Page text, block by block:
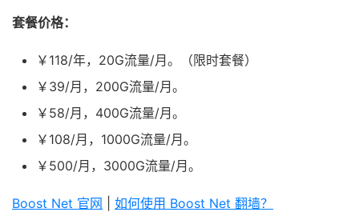
套餐价格：
￥118/年，20G流量/月。（限时套餐）
￥39/月，200G流量/月。
￥58/月，400G流量/月。
￥108/月，1000G流量/月。
￥500/月，3000G流量/月。
Boost Net 官网 如何使用 Boost Net 翻墙？